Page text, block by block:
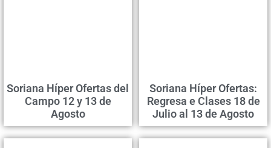
Soriana Híper Ofertas del
Campo 12 y 13 de
Agosto
Soriana Híper Ofertas:
Regresa e Clases 18 de
Julio al 13 de Agosto